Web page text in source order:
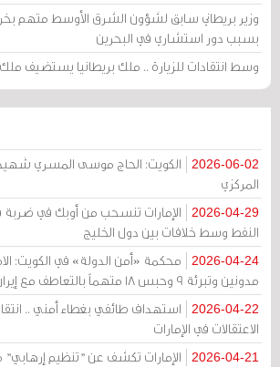
وزير بريطاني سابق لشؤون الشرق الأوسط متهم
بسبب دور استشاري في البحرين
وسط انتقادات للزيارة .. ملك بريطانيا يستضيف
2026-06-02
الكويت: الحاج موسى المسري
المركزي
2026-04-29
الإمارات تنسحب من أوبك في ضربة
النفط وسط خلافات بين دول الخليج
2026-04-24
مدونين وتبرئة 9 وحبس 18 متهماً بالتعاطف مع إيران
2026-04-22
استهداف طائفي بغطاء أمني ..
الاعتقالات في الإمارات
2026-04-21
الإمارات تكشف عن "تنظيم إرهابي"